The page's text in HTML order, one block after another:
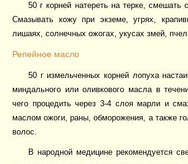
50 г корней натереть на терке, смешать
Смазывать кожу при экземе, угрях,
лишаях, солнечных ожогах, укусах змей,
Репейное масло
50 г измельченных корней лопуха
миндального или оливкового масла в
чего процедить через 3-4 слоя марли и
маслом ожоги, раны, обморожения, а также
волос.
В народной медицине рекомендуется